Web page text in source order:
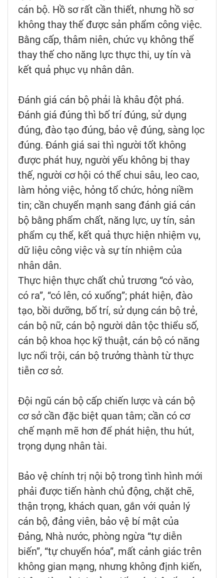
cán bộ. Hồ sơ rất cần thiết, nhưng hồ sơ
không thay thế được sản phẩm công việc.
Bằng cấp, thâm niên, chức vụ không thể
thay thế cho năng lực thực thi, uy tín và
kết quả phục vụ nhân dân.
Đánh giá cán bộ phải là khâu đột phá.
Đánh giá đúng thì bố trí đúng, sử dụng
đúng, đào tạo đúng, bảo vệ đúng, sàng lọc
đúng. Đánh giá sai thì người tốt không
được phát huy, người yếu không bị thay
thế, người cơ hội có thể chui sâu, leo cao,
làm hỏng việc, hỏng tổ chức, hỏng niềm
tin; cần chuyển mạnh sang đánh giá cán
bộ bằng phẩm chất, năng lực, uy tín, sản
phẩm cụ thể, kết quả thực hiện nhiệm vụ,
dữ liệu công việc và sự tín nhiệm của
nhân dân.
Thực hiện thực chất chủ trương “có vào,
có ra”, “có lên, có xuống”; phát hiện, đào
tạo, bồi dưỡng, bố trí, sử dụng cán bộ trẻ,
cán bộ nữ, cán bộ người dân tộc thiểu số,
cán bộ khoa học kỹ thuật, cán bộ có năng
lực nổi trội, cán bộ trưởng thành từ thực
tiễn cơ sở.
Đội ngũ cán bộ cấp chiến lược và cán bộ
cơ sở cần đặc biệt quan tâm; cần có cơ
chế mạnh mẽ hơn để phát hiện, thu hút,
trọng dụng nhân tài.
Bảo vệ chính trị nội bộ trong tình hình mới
phải được tiến hành chủ động, chặt chẽ,
thận trọng, khách quan, gắn với quản lý
cán bộ, đảng viên, bảo vệ bí mật của
Đảng, Nhà nước, phòng ngừa “tự diễn
biến”, “tự chuyển hóa”, mất cảnh giác trên
không gian mạng, nhưng không định kiến,